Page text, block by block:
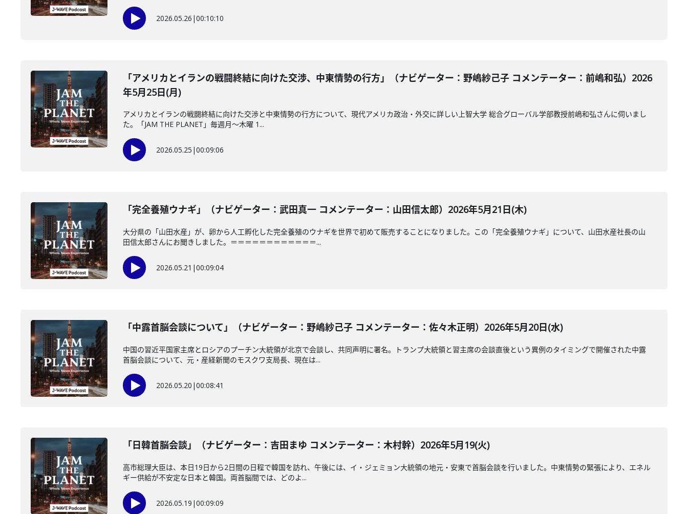
2026.05.26 |00:10:10
「アメリカとイランの戦闘終結に向けた交渉、中東情勢の行方」（ナビゲーター：野嶋紗己子 コメンテーター：前嶋和弘）2026
年5月25日(月)
アメリカとイランの戦闘終結に向けた交渉と中東情勢の行方について、現代アメリカ政治・外交に詳しい上智大学 総合グローバル学部教授前嶋和弘さんに伺いまし
た。「JAM THE PLANET」毎週月～木曜 1...
2026.05.25 |00:09:06
「完全養殖ウナギ」（ナビゲーター：武田真一 コメンテーター：山田信太郎）2026年5月21日(木)
大分県の「山田水産」が、卵から人工孵化した完全養殖のウナギを世界で初めて販売することになりました。この「完全養殖ウナギ」について、山田水産社長の山
田信太郎さんにお聞きしました。＝＝＝＝＝＝＝＝＝＝＝＝...
2026.05.21 |00:09:04
「中露首脳会談について」（ナビゲーター：野嶋紗己子 コメンテーター：佐々木正明）2026年5月20日(水)
中国の習近平国家主席とロシアのプーチン大統領が北京で会談し、共同声明に署名。トランプ大統領と習主席の会談直後という異例のタイミングで開催された中露
首脳会談について、元・産経新聞のモスクワ支局長、現在は...
2026.05.20 |00:08:41
「日韓首脳会談」（ナビゲーター：吉田まゆ コメンテーター：木村幹）2026年5月19(火)
高市総理大臣は、本日19日から2日間の日程で韓国を訪れ、午後には、イ・ジェミョン大統領の地元・安東で首脳会談を行いました。中東情勢の緊張により、エネル
ギー供給が不安定な日本と韓国。両首脳間では、どのよ...
2026.05.19 |00:09:09